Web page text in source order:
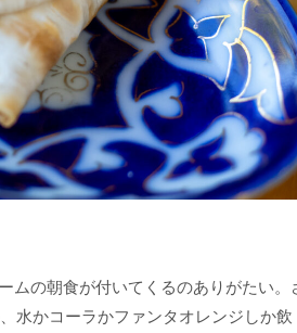
ムの朝食が付いてくるのありがたい。
水かコーラかファンタオレンジしか飲